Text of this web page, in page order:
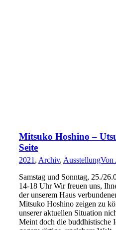
Mitsuko Hoshino –
Seite
2021 , Archiv, AusstellungVon
Samstag und Sonntag, 25./
14-18 Uhr Wir freuen uns,
der unserem Haus
Mitsuko Hoshino zeigen zu
unserer aktuellen Situation
Meint doch die buddhistische